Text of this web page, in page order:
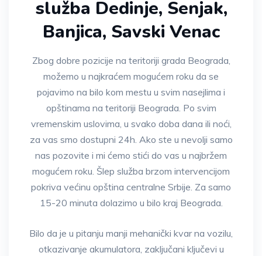
služba Dedinje, Senjak,
Banjica, Savski Venac
Zbog dobre pozicije na teritoriji grada Beograda,
možemo u najkraćem mogućem roku da se
pojavimo na bilo kom mestu u svim nasejlima i
opštinama na teritoriji Beograda. Po svim
vremenskim uslovima, u svako doba dana ili noći,
za vas smo dostupni 24h. Ako ste u nevolji samo
nas pozovite i mi ćemo stići do vas u najbržem
mogućem roku. Šlep služba brzom intervencijom
pokriva većinu opština centralne Srbije. Za samo
15-20 minuta dolazimo u bilo kraj Beograda.
Bilo da je u pitanju manji mehanički kvar na vozilu,
otkazivanje akumulatora, zaključani ključevi u